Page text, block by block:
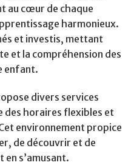
au cœur de chaque
harmonieux.
et investis, mettant
et la compréhension des
enfant.
divers services
des horaires flexibles et
environnement propice
de découvrir et de
s’amusant.